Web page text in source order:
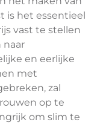
is het essentieel
vast te stellen
naar
en eerlijke
met
zal
op te
om slim te